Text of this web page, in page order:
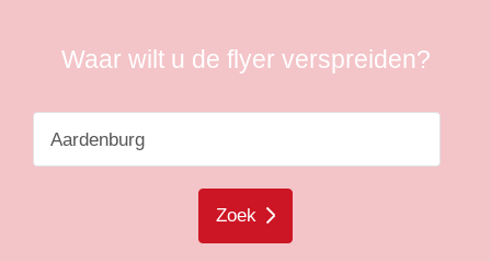
Waar wilt u de flyer verspreiden?
Zoek